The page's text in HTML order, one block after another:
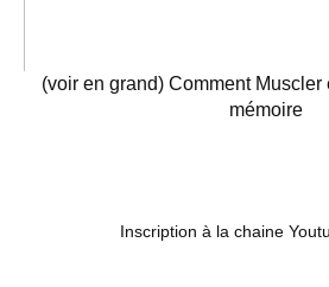
(voir en grand) Comment
mémoire
Inscription à la chaine